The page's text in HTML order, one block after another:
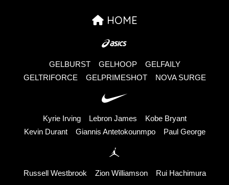
HOME
GELBURST GELHOOP
GELFAILY
GELTRIFORCE
GELPRIMESHOT NOVA SURGE
Kyrie Irving Lebron James
Kobe Bryant
Kevin Durant
Giannis Antetokounmpo Paul George
Russell Westbrook Zion Williamson Rui Hachimura